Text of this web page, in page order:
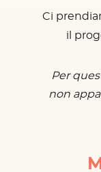
Ci
il
Per
non